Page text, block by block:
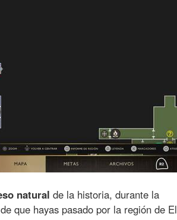
natural de la historia, durante la
que hayas pasado por la región de El